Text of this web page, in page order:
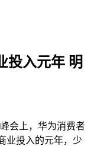
投入元年 明
会上，华为消费者
业投入的元年，少